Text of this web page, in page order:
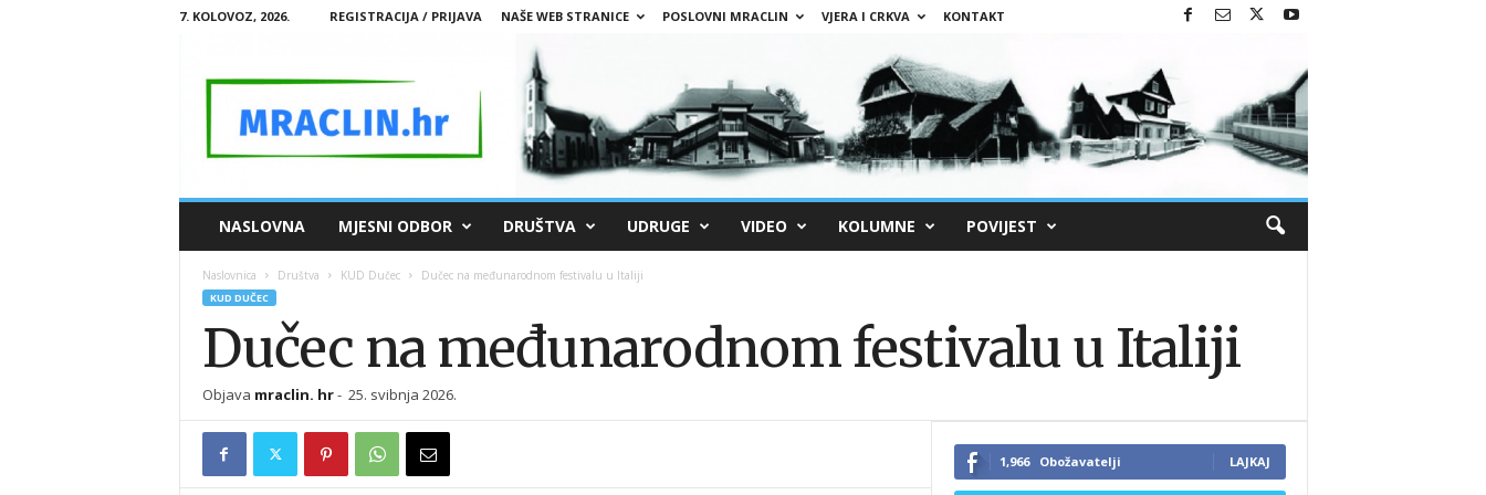
7. KOLOVOZ, 2026. REGISTRACIJA / PRIJAVA NAŠE WEB STRANICE POSLOVNI MRACLIN VJERA I CRKVA KONTAKT
M
A
R
NASLOVNA MJESNI ODBOR DRUŠTVA UDRUGE VIDEO KOLUMNE POVIJEST
Naslovnica Društva KUD Dučec Dučec na međunarodnom festivalu u Italiji
KUD DUČEC
Dučec na međunarodnom festivalu u Italiji
Objava mraclin. hr- 25. svibnja 2026.
1,966 Obožavatelji LAJKAJ